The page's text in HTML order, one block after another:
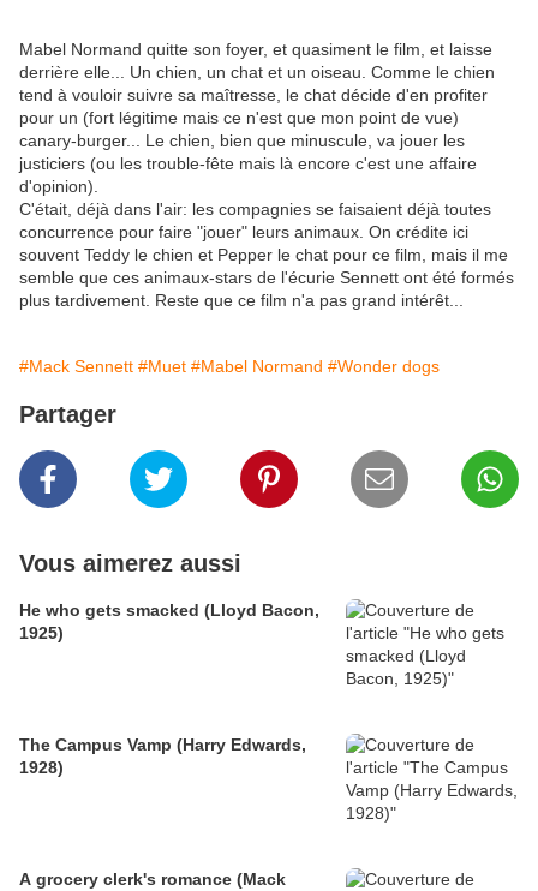
Mabel Normand quitte son foyer, et quasiment le film, et laisse
derrière elle... Un chien, un chat et un oiseau. Comme le chien
tend à vouloir suivre sa maîtresse, le chat décide d'en profiter
pour un (fort légitime mais ce n'est que mon point de vue)
canary-burger... Le chien, bien que minuscule, va jouer les
justiciers (ou les trouble-fête mais là encore c'est une affaire
d'opinion).
C'était, déjà dans l'air: les compagnies se faisaient déjà toutes
concurrence pour faire "jouer" leurs animaux. On crédite ici
souvent Teddy le chien et Pepper le chat pour ce film, mais il me
semble que ces animaux-stars de l'écurie Sennett ont été formés
plus tardivement. Reste que ce film n'a pas grand intérêt...
#Mack Sennett #Muet #Mabel Normand #Wonder dogs
Partager
Vous aimerez aussi
He who gets smacked (Lloyd Bacon,
1925)
The Campus Vamp (Harry Edwards,
1928)
A grocery clerk's romance (Mack